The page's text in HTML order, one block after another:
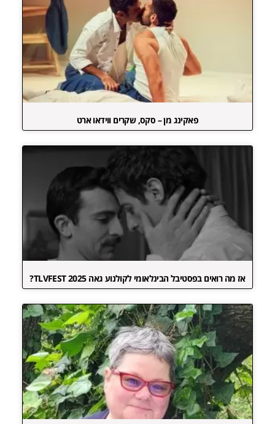
פאקינג מן – סקס, שקרים ווידאו ארט
אז מה רואים בפסטיבל הבינלאומי לקולנוע גאה TLVFEST 2025?